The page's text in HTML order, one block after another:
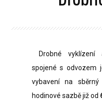
Drobné
spojené s odvozem
vybavení na
hodinové sazbě již od